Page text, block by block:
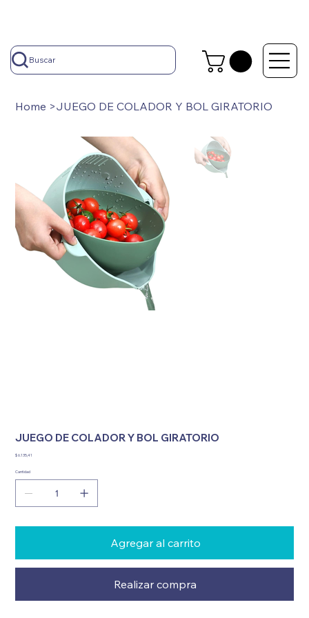
Buscar
Home >JUEGO DE COLADOR Y BOL GIRATORIO
JUEGO DE COLADOR Y BOL GIRATORIO
Precio
$ 6.135,41
Cantidad
Agregar al carrito
Realizar compra